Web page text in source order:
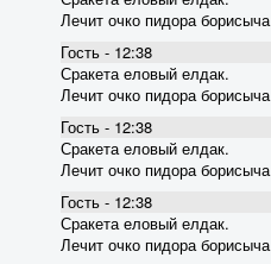
Лечит очко пидора борисыча
Гость - 12:38
Сракета еловый елдак.
Лечит очко пидора борисыча
Гость - 12:38
Сракета еловый елдак.
Лечит очко пидора борисыча
Гость - 12:38
Сракета еловый елдак.
Лечит очко пидора борисыча